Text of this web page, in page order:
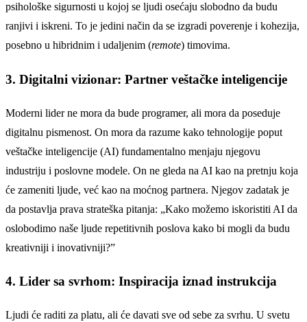
psihološke sigurnosti u kojoj se ljudi osećaju slobodno da budu
ranjivi i iskreni. To je jedini način da se izgradi poverenje i kohezija,
posebno u hibridnim i udaljenim (remote) timovima.
3. Digitalni vizionar: Partner veštačke inteligencije
Moderni lider ne mora da bude programer, ali mora da poseduje
digitalnu pismenost. On mora da razume kako tehnologije poput
veštačke inteligencije (AI) fundamentalno menjaju njegovu
industriju i poslovne modele. On ne gleda na AI kao na pretnju koja
će zameniti ljude, već kao na moćnog partnera. Njegov zadatak je
da postavlja prava strateška pitanja: „Kako možemo iskoristiti AI da
oslobodimo naše ljude repetitivnih poslova kako bi mogli da budu
kreativniji i inovativniji?”
4. Lider sa svrhom: Inspiracija iznad instrukcija
Ljudi će raditi za platu, ali će davati sve od sebe za svrhu. U svetu